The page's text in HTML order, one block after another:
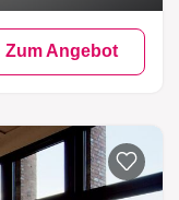
Zum Angebot